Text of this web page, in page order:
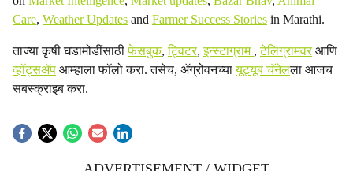
Care, Weather Updates and Farmer Success Stories in Marathi.
ताज्या कृषी घडामोडींसाठीफेसबुक,ट्विटर,इन्स्टाग्राम ,टेलिग्रामवरआणि
व्हॉट्सॲप आम्हाला फॉलो करा. तसेच, ॲग्रोवनच्यायूट्यूब चॅनेलला आजच
सबस्क्राइब करा.